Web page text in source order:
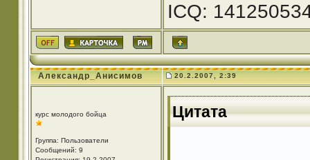
ICQ:
Александр_Анисимов 20.2.2007, 2:39
курс молодого бойца
Группа: Пользователи
Сообщений: 9
Цитата